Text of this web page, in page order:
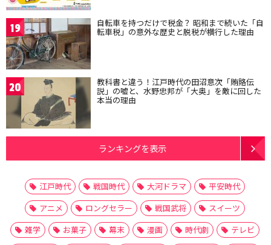
19 自転車を持つだけで税金？ 昭和まで続いた「自
転車税」の意外な歴史と脱税が横行した理由
20 教科書と違う！江戸時代の田沼意次「賄賂伝
説」の嘘と、水野忠邦が「大奥」を敵に回した
本当の理由
ランキングを表示
江戸時代 戦国時代 大河ドラマ
平安時代
アニメ
ロングセラー 戦国武将
スイーツ
雑学
お菓子 幕末 漫画 時代劇
テレビ